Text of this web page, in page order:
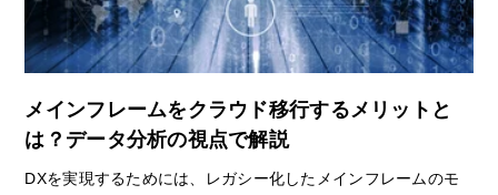
メインフレームをクラウド移行するメリットと
は？データ分析の視点で解説
DXを実現するためには、レガシー化したメインフレームのモ